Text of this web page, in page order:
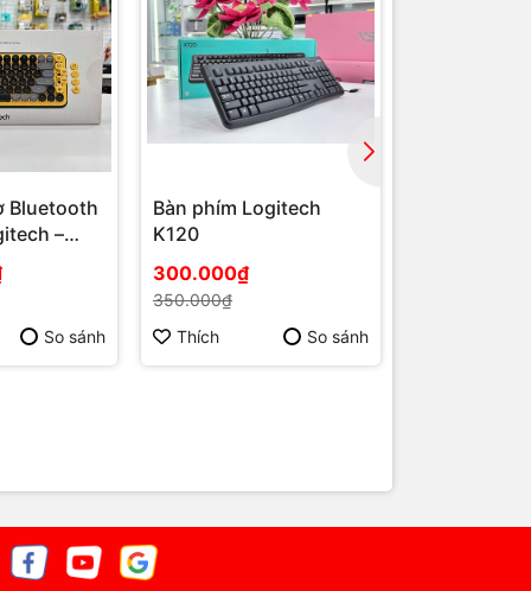
Bluetooth
–
So sánh
Bàn phím Logitech
K120
300.000₫
350.000₫
Thích
So sánh